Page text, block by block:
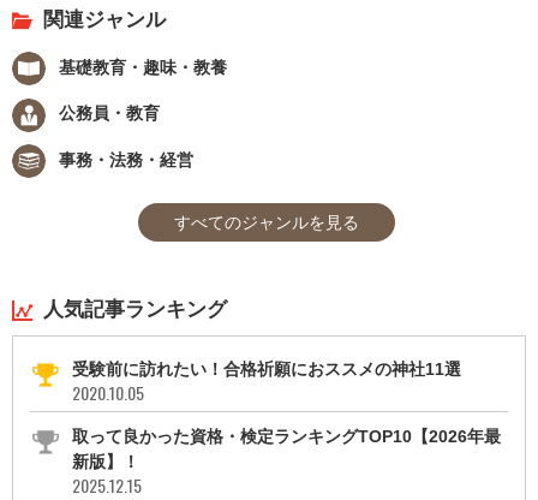
関連ジャンル
基礎教育・趣味・教養
公務員・教育
事務・法務・経営
すべてのジャンルを見る
人気記事ランキング
受験前に訪れたい！合格祈願におススメの神社11選
2020.10.05
取って良かった資格・検定ランキングTOP10【2026年最
新版】！
2025.12.15